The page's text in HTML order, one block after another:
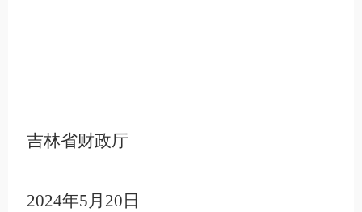
吉林省财政厅
2024年5月20日